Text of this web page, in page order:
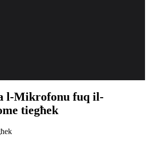
l-Mikrofonu fuq il-
tiegħek